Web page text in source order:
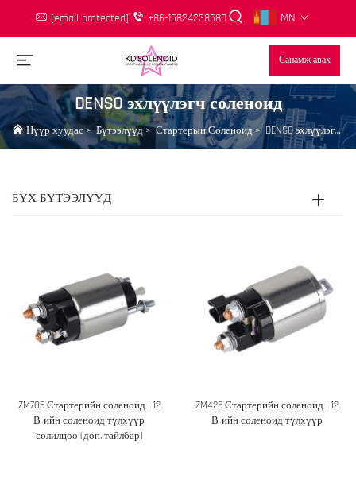
[email protected] +86-15824238580 MN
Санамж авах
DENSO эхлүүлэгч соленоид
Нүүр хуудас>Бүтээлүүд>Стартерын Соленоид >DENSO эхлүүлэгч соленоид
БҮХ БҮТЭЭЛҮҮД
ZM705 Стартерийн соленоид | 12
В-ийн соленоид түлхүүр
солилцоо (доп. тайлбар)
ZM425 Стартерийн соленоид | 12
В-ийн соленоид түлхүүр